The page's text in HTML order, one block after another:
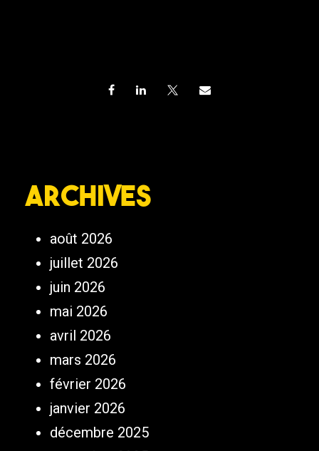
Archives
août 2026
juillet 2026
juin 2026
mai 2026
avril 2026
mars 2026
février 2026
janvier 2026
décembre 2025